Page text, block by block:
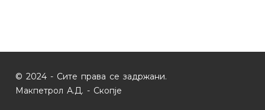
© 2024 - Сите права се задржани.
Макпетрол А.Д. - Скопје